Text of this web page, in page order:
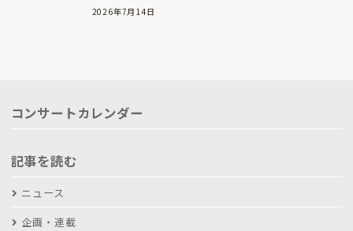
2026年7月14日
コンサートカレンダー
記事を読む
ニュース
企画・連載